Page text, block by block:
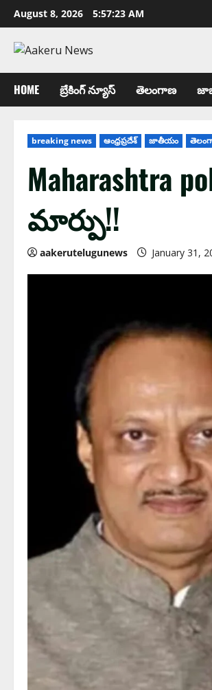
August 8, 2026 5:57:24 AM
HOME బ్రేకింగ్ న్యూస్ తెలంగాణ
breaking news ఆంధ్ర‌ప్ర‌దేశ్ జాతీయం
మార్పు!!
aakerutelugunews January 31,